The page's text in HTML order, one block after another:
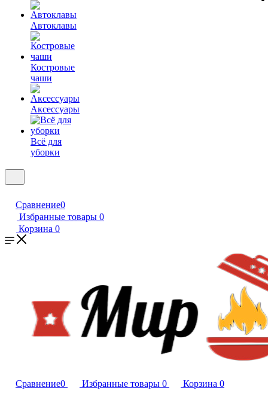
Автоклавы
Костровые
чаши
Аксессуары
Всё для
уборки
Сравнение0
Избранные товары 0
Корзина 0
Сравнение0 Избранные товары 0 Корзина 0